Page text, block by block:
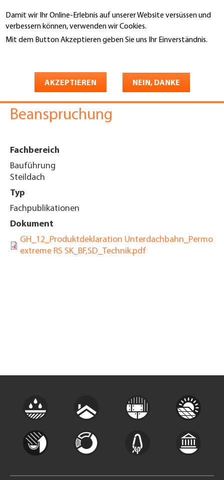
Damit wir Ihr Online-Erlebnis auf unserer Website versüssen und
verbessern können, verwenden wir Cookies.
Mit dem Button Akzeptieren geben Sie uns Ihr Einverständnis.
AKZEPTIEREN NEIN, DANKE
zum
Inhalt
Unterdachbahn Permo
extreme RS SK, Erhöhte
Beanspruchung
Fachbereich
Bauführung
Steildach
Typ
Fachpublikationen
Dokument
GH_12_Produktdeklaration Unterdachbahn_Permo
extreme RS SK_BF,SD_Technik.pdf